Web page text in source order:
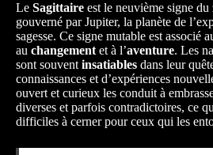
Le Sagittaire est le neuvième signe du
gouverné par Jupiter, la planète de
sagesse. Ce signe mutable est associé
au changement et à l’aventure. Les
sont souvent insatiables dans leur
connaissances et d’expériences
ouvert et curieux les conduit à
diverses et parfois contradictoires, ce
difficiles à cerner pour ceux qui les